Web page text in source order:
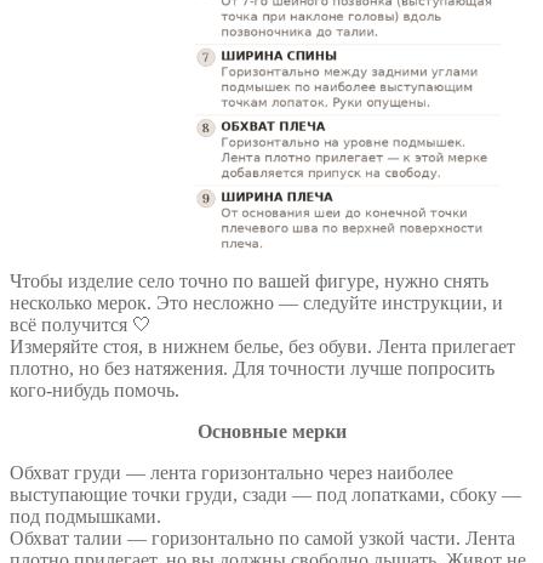
Чтобы изделие село точно по вашей фигуре, нужно снять
несколько мерок. Это несложно — следуйте инструкции, и
всё получится 🤍
Измеряйте стоя, в нижнем белье, без обуви. Лента прилегает
плотно, но без натяжения. Для точности лучше попросить
кого-нибудь помочь.
Основные мерки
Обхват груди — лента горизонтально через наиболее
выступающие точки груди, сзади — под лопатками, сбоку —
под подмышками.
Обхват талии — горизонтально по самой узкой части. Лента